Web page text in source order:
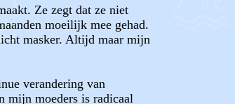
Ze zegt dat ze niet
moeilijk mee gehad.
masker. Altijd maar mijn
verandering van
mijn moeders is radicaal